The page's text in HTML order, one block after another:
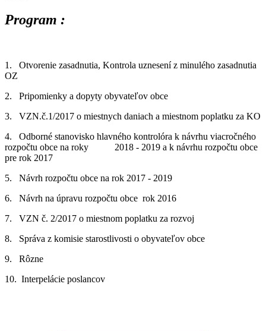
Program :
1. Otvorenie zasadnutia, Kontrola uznesení z minulého zasadnutia
OZ
2. Pripomienky a dopyty obyvateľov obce
3. VZN.č.1/2017 o miestnych daniach a miestnom poplatku za KO
4. Odborné stanovisko hlavného kontrolóra k návrhu viacročného
rozpočtu obce na roky 2018 - 2019 a k návrhu rozpočtu obce
pre rok 2017
5. Návrh rozpočtu obce na rok 2017 - 2019
6. Návrh na úpravu rozpočtu obce rok 2016
7. VZN č. 2/2017 o miestnom poplatku za rozvoj
8. Správa z komisie starostlivosti o obyvateľov obce
9. Rôzne
10. Interpelácie poslancov